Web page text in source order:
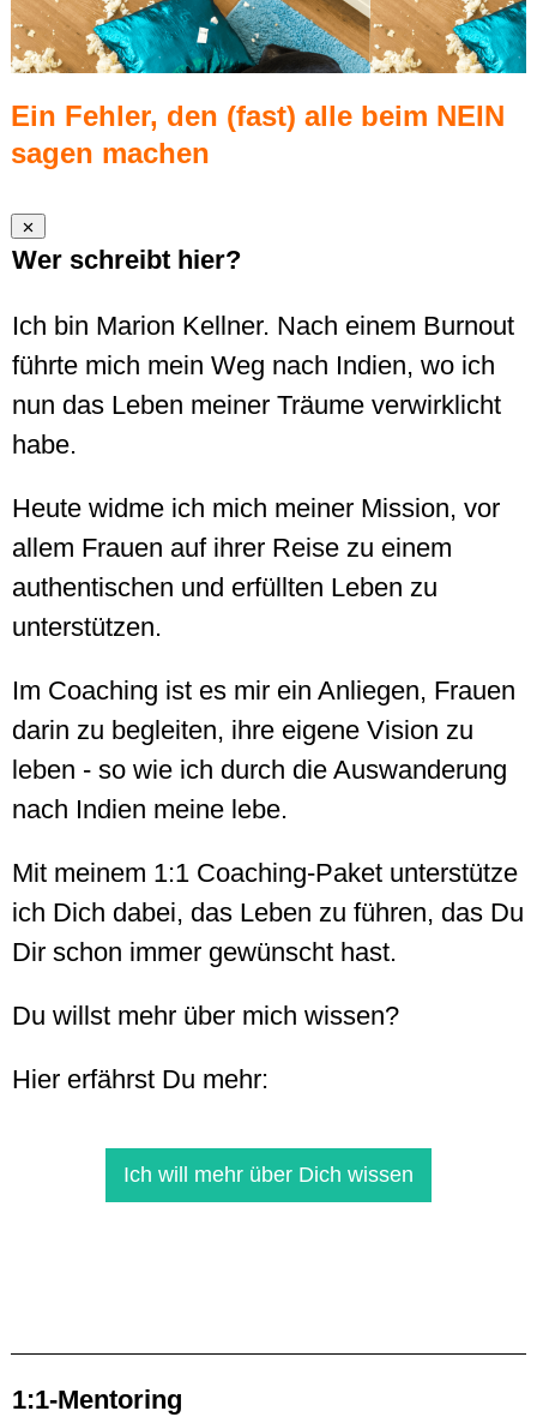
Ein Fehler, den (fast) alle beim NEIN
sagen machen
Wer schreibt hier?
Ich bin Marion Kellner. Nach einem Burnout
führte mich mein Weg nach Indien, wo ich
nun das Leben meiner Träume verwirklicht
habe.
Heute widme ich mich meiner Mission, vor
allem Frauen auf ihrer Reise zu einem
authentischen und erfüllten Leben zu
unterstützen.
Im Coaching ist es mir ein Anliegen, Frauen
darin zu begleiten, ihre eigene Vision zu
leben - so wie ich durch die Auswanderung
nach Indien meine lebe.
Mit meinem 1:1 Coaching-Paket unterstütze
ich Dich dabei, das Leben zu führen, das Du
Dir schon immer gewünscht hast.
Du willst mehr über mich wissen?
Hier erfährst Du mehr:
Ich will mehr über Dich wissen
1:1-Mentoring